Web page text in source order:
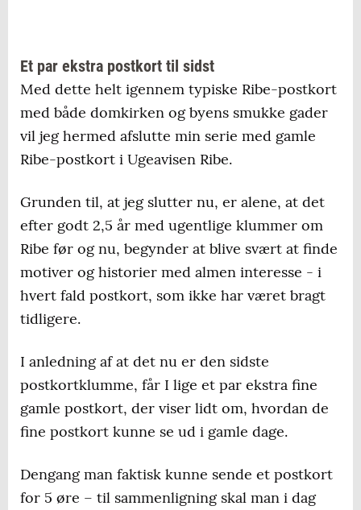
Et par ekstra postkort til sidst
Med dette helt igennem typiske Ribe-postkort
med både domkirken og byens smukke gader
vil jeg hermed afslutte min serie med gamle
Ribe-postkort i Ugeavisen Ribe.
Grunden til, at jeg slutter nu, er alene, at det
efter godt 2,5 år med ugentlige klummer om
Ribe før og nu, begynder at blive svært at finde
motiver og historier med almen interesse - i
hvert fald postkort, som ikke har været bragt
tidligere.
I anledning af at det nu er den sidste
postkortklumme, får I lige et par ekstra fine
gamle postkort, der viser lidt om, hvordan de
fine postkort kunne se ud i gamle dage.
Dengang man faktisk kunne sende et postkort
for 5 øre – til sammenligning skal man i dag